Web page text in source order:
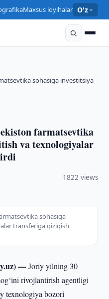
Maxsus loyihalar O'z
sohasiga investitsiya
farmatsevtika
va texnologiyalar
1822 views
sohasiga
transferiga qiziqish
—Joriy yilning 30
rivojlantirish agentligi
texnologiya bozori